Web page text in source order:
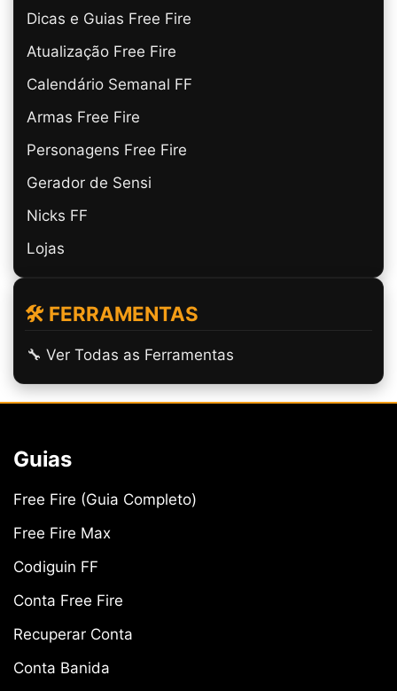
Dicas e Guias Free Fire
Atualização Free Fire
Calendário Semanal FF
Armas Free Fire
Personagens Free Fire
Gerador de Sensi
Nicks FF
Lojas
🛠️ FERRAMENTAS
🔧 Ver Todas as Ferramentas
Guias
Free Fire (Guia Completo)
Free Fire Max
Codiguin FF
Conta Free Fire
Recuperar Conta
Conta Banida